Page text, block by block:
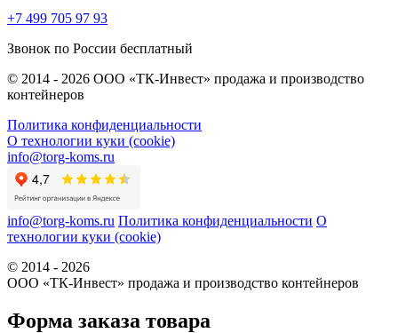
+7 499 705 97 93
Звонок по России бесплатный
© 2014 - 2026 ООО «ТК-Инвест» продажа и производство
контейнеров
Политика конфиденциальности
О технологии куки (cookie)
info@torg-koms.ru
info@torg-koms.ru Политика конфиденциальности О
технологии куки (cookie)
© 2014 - 2026
ООО «ТК-Инвест» продажа и производство контейнеров
Форма заказа товара